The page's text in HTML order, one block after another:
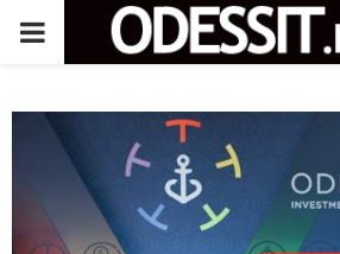
P
M